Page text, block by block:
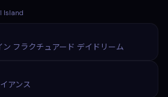
Island
フラクチュアード デイドリーム
アンス